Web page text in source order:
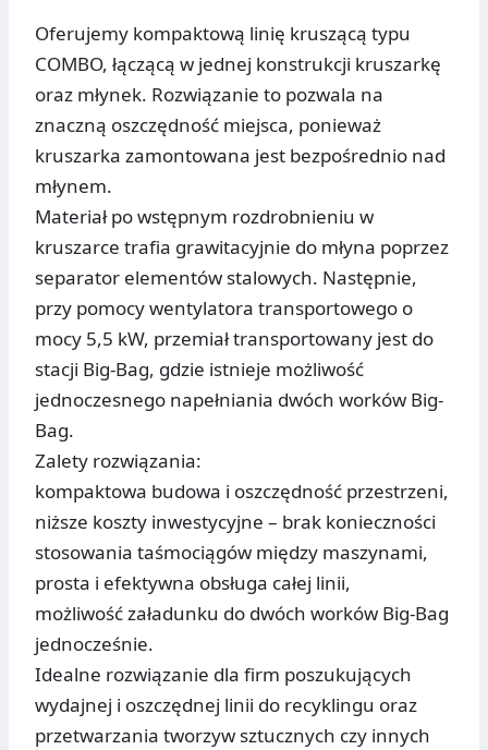
Oferujemy kompaktową linię kruszącą typu
COMBO, łączącą w jednej konstrukcji kruszarkę
oraz młynek. Rozwiązanie to pozwala na
znaczną oszczędność miejsca, ponieważ
kruszarka zamontowana jest bezpośrednio nad
młynem.
Materiał po wstępnym rozdrobnieniu w
kruszarce trafia grawitacyjnie do młyna poprzez
separator elementów stalowych. Następnie,
przy pomocy wentylatora transportowego o
mocy 5,5 kW, przemiał transportowany jest do
stacji Big-Bag, gdzie istnieje możliwość
jednoczesnego napełniania dwóch worków Big-
Bag.
Zalety rozwiązania:
kompaktowa budowa i oszczędność przestrzeni,
niższe koszty inwestycyjne – brak konieczności
stosowania taśmociągów między maszynami,
prosta i efektywna obsługa całej linii,
możliwość załadunku do dwóch worków Big-Bag
jednocześnie.
Idealne rozwiązanie dla firm poszukujących
wydajnej i oszczędnej linii do recyklingu oraz
przetwarzania tworzyw sztucznych czy innych